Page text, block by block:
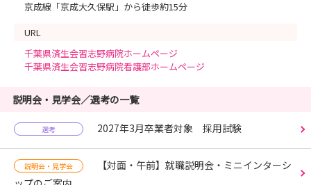
京成線「京成大久保駅」から徒歩約15分
URL
千葉県済生会習志野病院ホームページ
千葉県済生会習志野病院看護部ホームページ
説明会・見学会／選考の一覧
選考 2027年3月卒業者対象 採用試験
説明会・見学会
【対面・午前】就職説明会・ミニインターシ